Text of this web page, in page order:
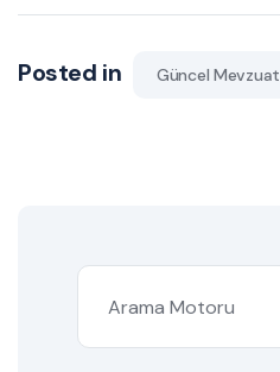
Posted in Güncel Mevzuat